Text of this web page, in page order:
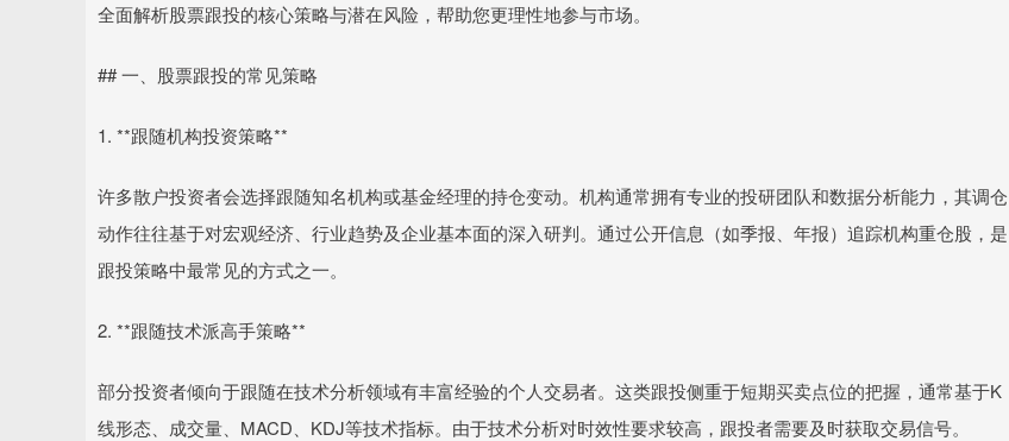
全面解析股票跟投的核心策略与潜在风险，帮助您更理性地参与市场。
## 一、股票跟投的常见策略
1. **跟随机构投资策略**
许多散户投资者会选择跟随知名机构或基金经理的持仓变动。机构通常拥有专业的投研团队和数据分析能力，其调仓
动作往往基于对宏观经济、行业趋势及企业基本面的深入研判。通过公开信息（如季报、年报）追踪机构重仓股，是
跟投策略中最常见的方式之一。
2. **跟随技术派高手策略**
部分投资者倾向于跟随在技术分析领域有丰富经验的个人交易者。这类跟投侧重于短期买卖点位的把握，通常基于K
线形态、成交量、MACD、KDJ等技术指标。由于技术分析对时效性要求较高，跟投者需要及时获取交易信号。